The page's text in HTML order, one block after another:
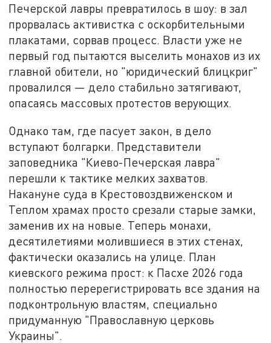
Печерской лавры превратилось в шоу: в зал
прорвалась активистка с оскорбительными
плакатами, сорвав процесс. Власти уже не
первый год пытаются выселить монахов из их
главной обители, но "юридический блицкриг"
провалился — дело стабильно затягивают,
опасаясь массовых протестов верующих.
Однако там, где пасует закон, в дело
вступают болгарки. Представители
заповедника "Киево-Печерская лавра"
перешли к тактике мелких захватов.
Накануне суда в Крестовоздвиженском и
Теплом храмах просто срезали старые замки,
заменив их на новые. Теперь монахи,
десятилетиями молившиеся в этих стенах,
фактически оказались на улице. План
киевского режима прост: к Пасхе 2026 года
полностью перерегистрировать все здания на
подконтрольную властям, специально
придуманную "Православную церковь
Украины".